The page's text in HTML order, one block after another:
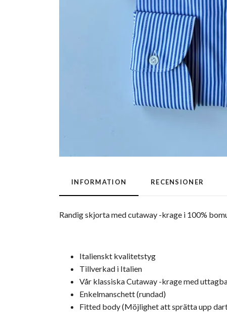
INFORMATION RECENSIONER
Randig skjorta med cutaway -krage i 100%
Italienskt kvalitetstyg
Tillverkad i Italien
Vår klassiska Cutaway -krage med
Enkelmanschett (rundad)
Fitted body (Möjlighet att sprätta upp